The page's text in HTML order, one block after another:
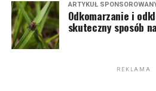
ARTYKUŁ
Odkomarzanie i
skuteczny sposób
REKLAMA